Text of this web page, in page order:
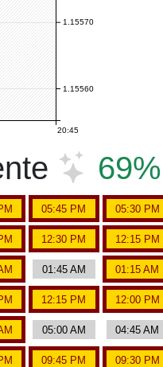
20:45
1.15560
1.15570
69%
05:45 PM 05:30 PM
12:30 PM 12:15 PM
01:45 AM 01:15 AM
12:15 PM 12:00 PM
05:00 AM 04:45 AM
09:45 PM 09:30 PM